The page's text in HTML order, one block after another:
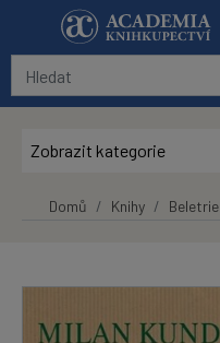
Přeskočit na hlavní obsah
Zobrazit kategorie
Domů Knihy Beletrie